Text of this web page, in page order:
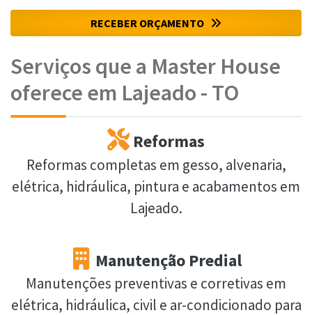
RECEBER ORÇAMENTO
Serviços que a Master House
oferece em Lajeado - TO
Reformas
Reformas completas em gesso, alvenaria,
elétrica, hidráulica, pintura e acabamentos em
Lajeado.
Manutenção Predial
Manutenções preventivas e corretivas em
elétrica, hidráulica, civil e ar-condicionado para